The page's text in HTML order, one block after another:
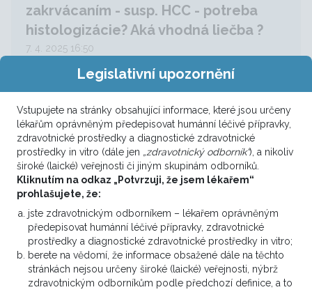
zakrvácaním - susp. HCC - potreba
histologizácie? Aká vhodná liečba ?
7. 4. 2025 16:50
73 ročný pacient s vedľajším nálezom na USG
obličiek - ložiskových zmien pravého laloka
pečene so satelitnými ložiskami v ľavom laloku,
odoslaný na dodiferencovanie od nefrologa na
onkoambulanciu. Iniciálne doplnené onkomarkery:
CEA : 4,31 ng/ml ( ľa...
2
Onkolog, Urolog raritní
Voľba liečby metastatického
Legislativní upozornění
Vstupujete na stránky obsahující informace, které jsou určeny
lékařům oprávněným předepisovat humánní léčivé přípravky,
zdravotnické prostředky a diagnostické zdravotnické
prostředky in vitro (dále jen „zdravotnický odborník“), a nikoliv
široké (laické) veřejnosti či jiným skupinám odborníků.
Kliknutím na odkaz „Potvrzuji, že jsem lékařem“
prohlašujete, že:
jste zdravotnickým odborníkem – lékařem oprávněným
předepisovat humánní léčivé přípravky, zdravotnické
prostředky a diagnostické zdravotnické prostředky in vitro;
berete na vědomí, že informace obsažené dále na těchto
stránkách nejsou určeny široké (laické) veřejnosti, nýbrž
zdravotnickým odborníkům podle předchozí definice, a to